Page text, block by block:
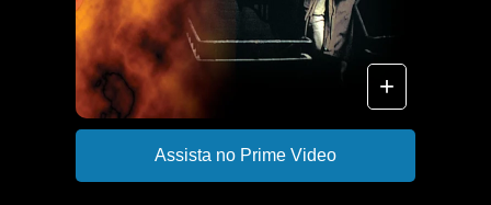
+
Assista no Prime Video